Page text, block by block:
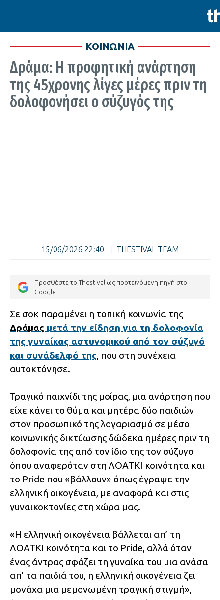
ΚΟΙΝΩΝΙΑ
Δράμα: Η προφητική ανάρτηση
της 45χρονης λίγες μέρες πριν τη
δολοφονήσει ο σύζυγός της
15/06/2026 22:40 THESTIVAL TEAM
Προσθέστε το Thestival ως προτεινόμενη πηγή στο
Google
Σε σοκ παραμένει η τοπική κοινωνία της
Δράμας μετά την είδηση για τη δολοφονία
της γυναίκας αστυνομικού από τον σύζυγό
και συνάδελφό της, που στη συνέχεια
αυτοκτόνησε.
Τραγικό παιχνίδι της μοίρας, μια ανάρτηση που
είχε κάνει το θύμα και μητέρα δύο παιδιών
στον προσωπικό της λογαριασμό σε μέσο
κοινωνικής δικτύωσης δώδεκα ημέρες πριν τη
δολοφονία της από τον ίδιο της τον σύζυγο
όπου αναφερόταν στη ΛΟΑΤΚΙ κοινότητα και
το Pride που «βάλλουν» όπως έγραψε την
ελληνική οικογένεια, με αναφορά και στις
γυναικοκτονίες στη χώρα μας.
«Η ελληνική οικογένεια βάλλεται απ’ τη
ΛΟΑΤΚΙ κοινότητα και το Pride, αλλά όταν
ένας άντρας σφάζει τη γυναίκα του μια ανάσα
απ’ τα παιδιά του, η ελληνική οικογένεια ζει
μονάχα μια μεμονωμένη τραγική στιγμή»,